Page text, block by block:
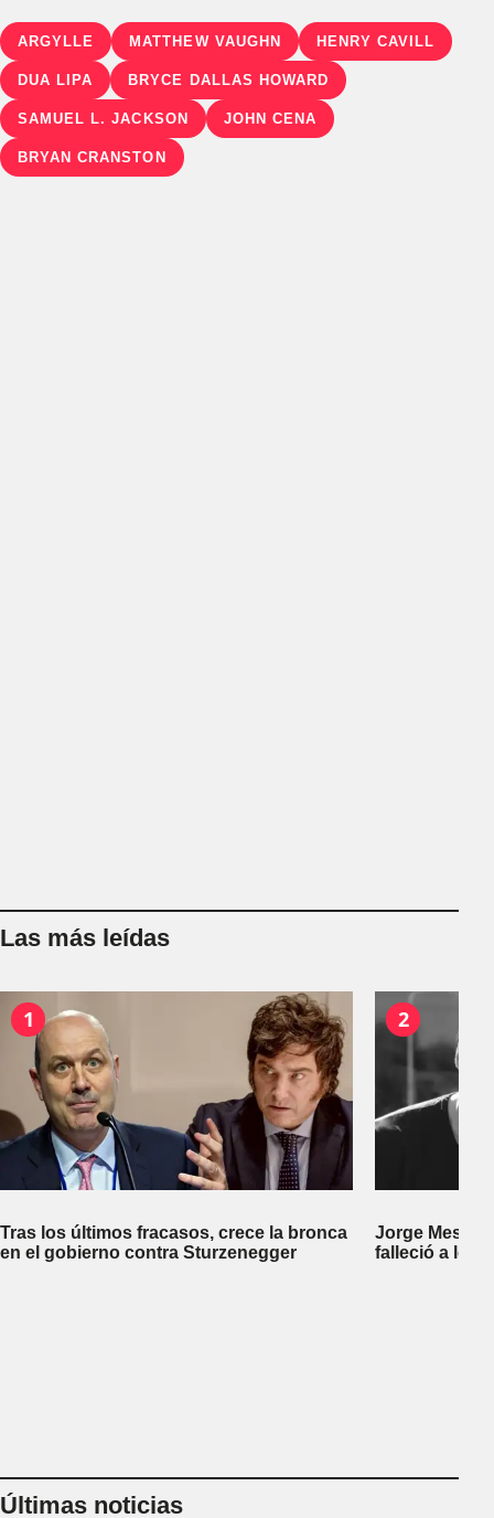
ARGYLLE MATTHEW VAUGHN HENRY CAVILL
DUA LIPA BRYCE DALLAS HOWARD
SAMUEL L. JACKSON JOHN CENA
BRYAN CRANSTON
Las más leídas
1
Tras los últimos fracasos, crece la bronca
en el gobierno contra Sturzenegger
2
Jorge Messi,
falleció a los
Últimas noticias